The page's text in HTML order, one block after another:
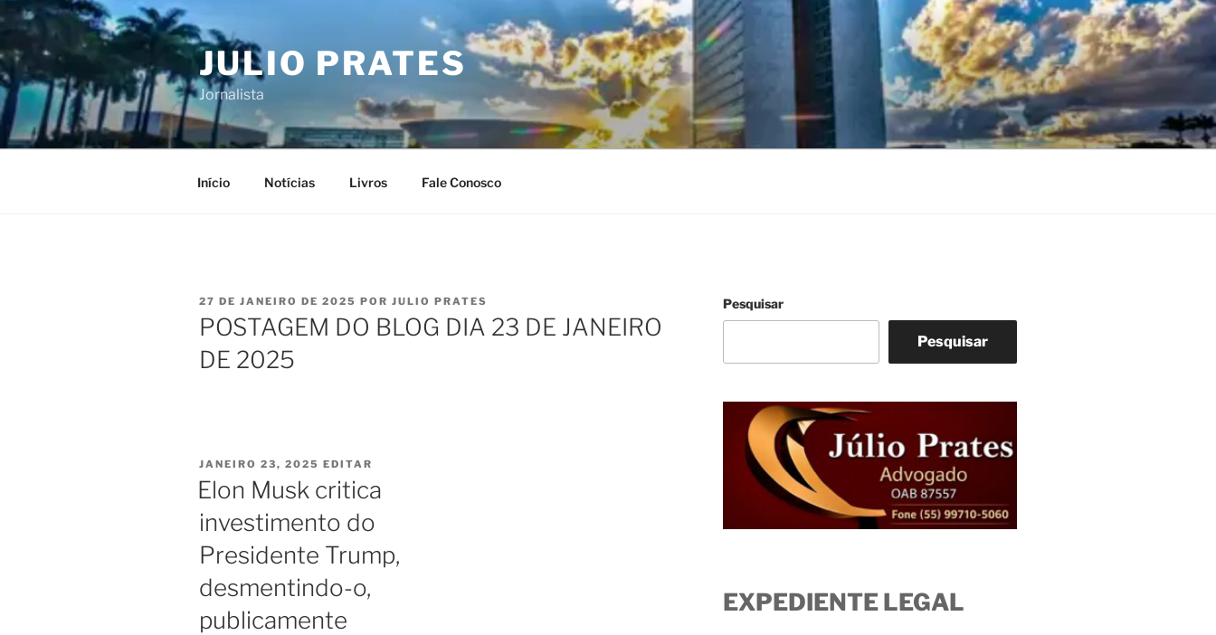
Pular
para
o
conteúdo
JULIO PRATES
Jornalista
Início Notícias Livros Fale Conosco
PUBLICADO
EM
27 DE JANEIRO DE 2025 POR JULIO PRATES
POSTAGEM DO BLOG DIA 23 DE JANEIRO
DE 2025
PUBLICADO
JANEIRO 23, 2025 EDITAR
CRITICA
DO
TRUMP,
DESMENTINDO-
Elon Musk critica
investimento do
Presidente Trump,
desmentindo-o,
publicamente
Pesquisar
Pesquisar
EXPEDIENTE LEGAL